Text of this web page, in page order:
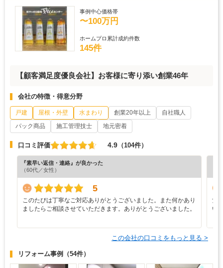
事例中心価格帯
〜100万円
ホームプロ累計成約件数
145件
【顧客満足度優良会社】お客様に寄り添い創業46年
会社の特徴・得意分野
戸建 屋根・外壁 水まわり 創業20年以上
自社職人
パック商品
施工管理技士 地元密着
口コミ評価 4.9 （104件）
『素早い返信・連絡』が良かった
（60代／女性）
5
このたびは丁寧なご対応ありがとうございました。また何かあり
ましたらご相談させていただきます。ありがとうございました。
女
い
この会社の口コミをもっと見る >
リフォーム事例 （54件）